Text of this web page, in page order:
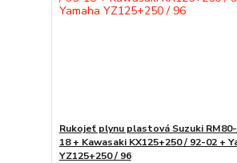
Rukojeť plynu plastová Suzuki
18 + Kawasaki KX125+250 / 92-02 +
YZ125+250 / 96